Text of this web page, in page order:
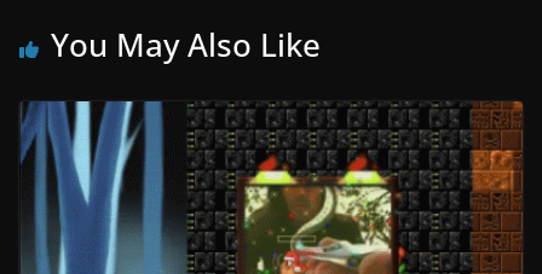
You May Also Like